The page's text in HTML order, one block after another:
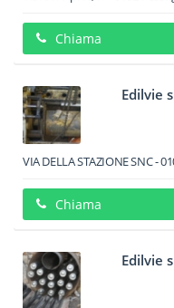
Chiama
Edilvie
VIA DELLA STAZIONE SNC-
Chiama
Edilvie